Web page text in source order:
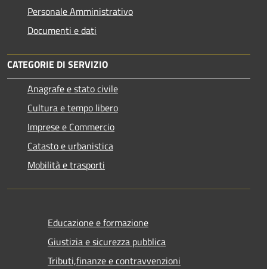
Personale Amministrativo
Documenti e dati
CATEGORIE DI SERVIZIO
Anagrafe e stato civile
Cultura e tempo libero
Imprese e Commercio
Catasto e urbanistica
Mobilità e trasporti
Educazione e formazione
Giustizia e sicurezza pubblica
Tributi,finanze e contravvenzioni